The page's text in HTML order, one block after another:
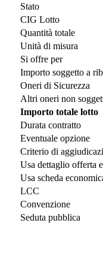
Stato
CIG Lotto
Quantità totale
Unità di misura
Si offre per
Importo soggetto a
Oneri di Sicurezza
Altri oneri non
Importo totale lotto
Durata contratto
Eventuale opzione
Criterio di
Usa dettaglio offerta
Usa scheda
LCC
Convenzione
Seduta pubblica